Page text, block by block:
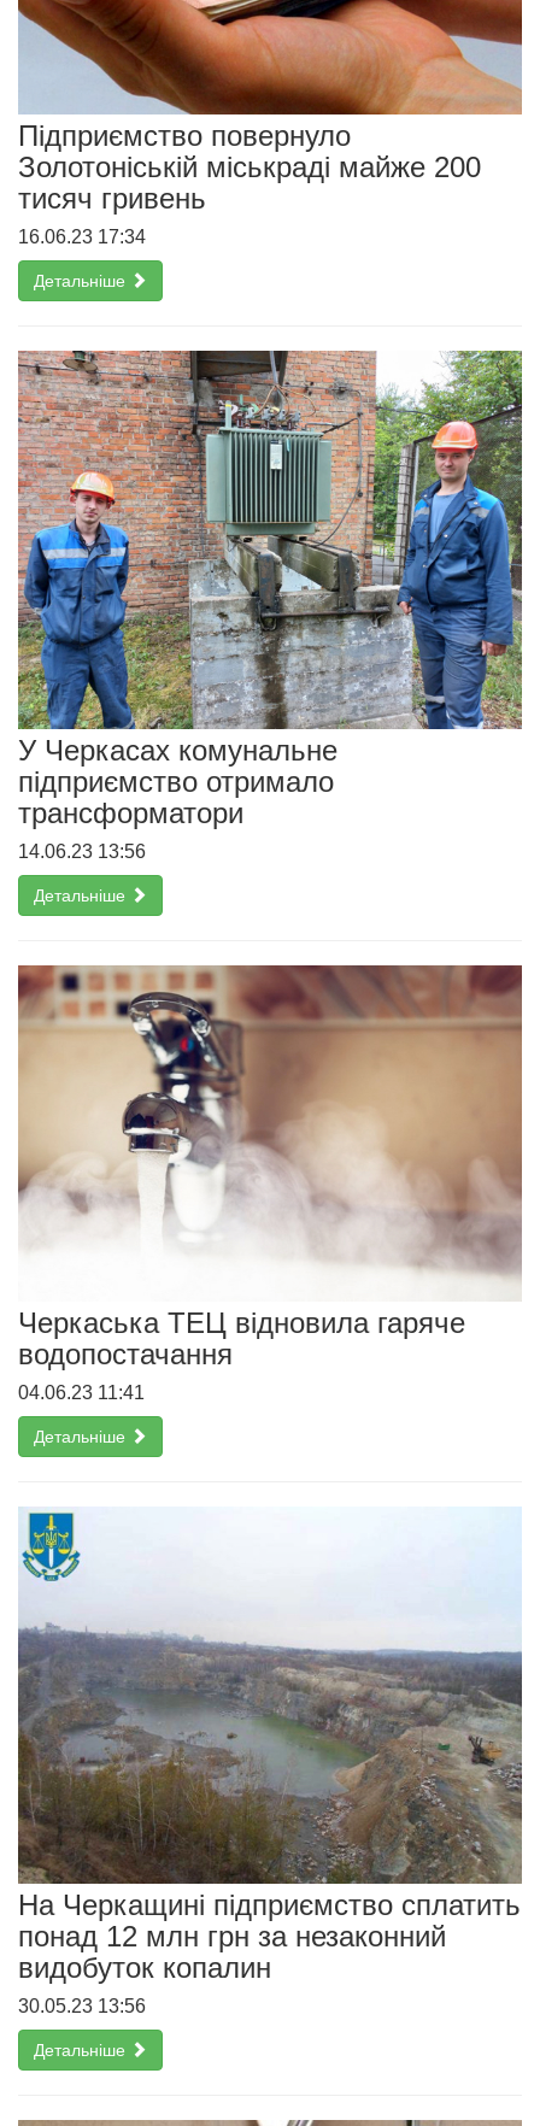
Підприємство повернуло
Золотоніській міськраді майже 200
тисяч гривень
16.06.23 17:34
Детальніше
У Черкасах комунальне
підприємство отримало
трансформатори
14.06.23 13:56
Детальніше
Черкаська ТЕЦ відновила гаряче
водопостачання
04.06.23 11:41
Детальніше
На Черкащині підприємство сплатить
понад 12 млн грн за незаконний
видобуток копалин
30.05.23 13:56
Детальніше